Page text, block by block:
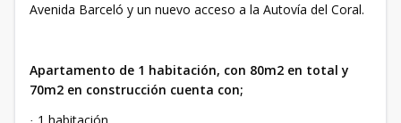
Avenida Barceló y un nuevo acceso a la Autovía del Coral.
Apartamento de 1 habitación, con 80m2 en total y
70m2 en construcción cuenta con;